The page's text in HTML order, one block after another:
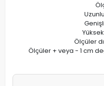
Ölçüler
Ölçüler + veya - 1 cm